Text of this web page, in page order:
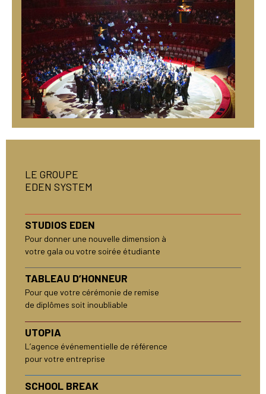
LE GROUPE
EDEN SYSTEM
STUDIOS EDEN
Pour donner une nouvelle dimension à
votre gala ou votre soirée étudiante
TABLEAU D’HONNEUR
Pour que votre cérémonie de remise
de diplômes soit inoubliable
UTOPIA
L’agence événementielle de référence
pour votre entreprise
SCHOOL BREAK